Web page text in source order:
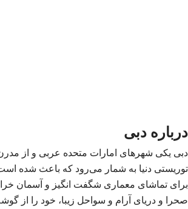
درباره دبی
دبی یکی شهرهای امارات متحده عربی و از
توریستی دنیا به شمار می‌رود که باعث شده
برای تماشای معماری شگفت‌ انگیز و آسمان‌
صحرا و دریای آرام و سواحل زیبا، خود را از گوشه‌